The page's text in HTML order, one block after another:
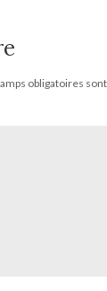
obligatoires